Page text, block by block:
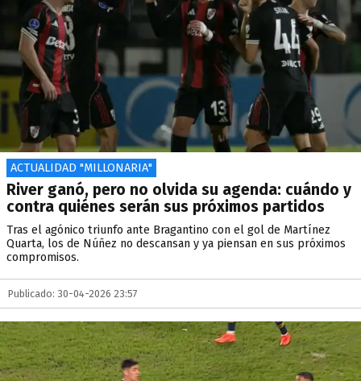
ACTUALIDAD "MILLONARIA"
River ganó, pero no olvida su agenda: cuándo y
contra quiénes serán sus próximos partidos
Tras el agónico triunfo ante Bragantino con el gol de Martínez
Quarta, los de Núñez no descansan y ya piensan en sus próximos
compromisos.
Publicado: 30-04-2026 23:57